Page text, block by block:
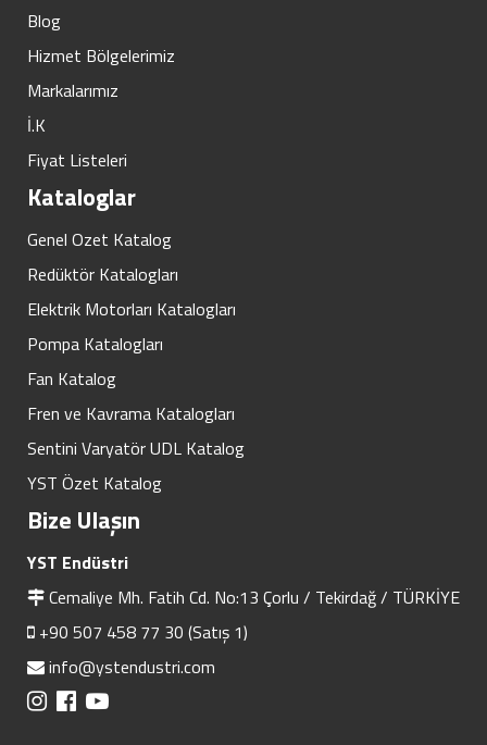
Blog
Hizmet Bölgelerimiz
Markalarımız
İ.K
Fiyat Listeleri
Kataloglar
Genel Ozet Katalog
Redüktör Katalogları
Elektrik Motorları Katalogları
Pompa Katalogları
Fan Katalog
Fren ve Kavrama Katalogları
Sentini Varyatör UDL Katalog
YST Özet Katalog
Bize Ulaşın
YST Endüstri
Cemaliye Mh. Fatih Cd. No:13 Çorlu / Tekirdağ / TÜRKİYE
+90 507 458 77 30 (Satış 1)
info@ystendustri.com